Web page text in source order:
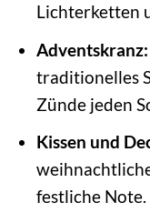
Lichterketten
Adventskranz:
traditionelles
Zünde jeden
Kissen und
festliche Note.